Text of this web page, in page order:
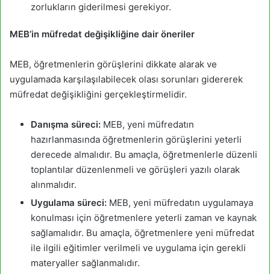
zorlukların giderilmesi gerekiyor.
MEB’in müfredat değişikliğine dair öneriler
MEB, öğretmenlerin görüşlerini dikkate alarak ve
uygulamada karşılaşılabilecek olası sorunları gidererek
müfredat değişikliğini gerçekleştirmelidir.
Danışma süreci: MEB, yeni müfredatın
hazırlanmasında öğretmenlerin görüşlerini yeterli
derecede almalıdır. Bu amaçla, öğretmenlerle düzenli
toplantılar düzenlenmeli ve görüşleri yazılı olarak
alınmalıdır.
Uygulama süreci: MEB, yeni müfredatın uygulamaya
konulması için öğretmenlere yeterli zaman ve kaynak
sağlamalıdır. Bu amaçla, öğretmenlere yeni müfredat
ile ilgili eğitimler verilmeli ve uygulama için gerekli
materyaller sağlanmalıdır.